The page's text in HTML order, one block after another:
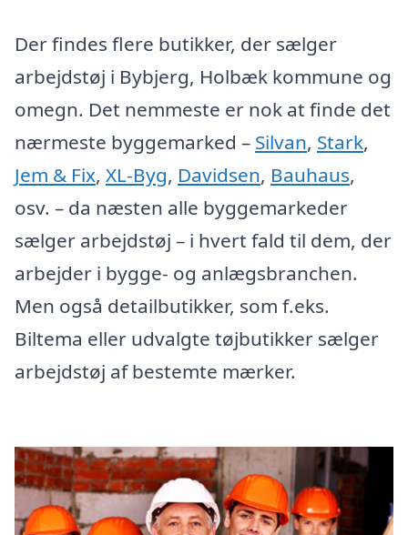
Der findes flere butikker, der sælger
arbejdstøj i Bybjerg, Holbæk kommune og
omegn. Det nemmeste er nok at finde det
nærmeste byggemarked – Silvan, Stark,
Jem & Fix, XL-Byg, Davidsen, Bauhaus,
osv. – da næsten alle byggemarkeder
sælger arbejdstøj – i hvert fald til dem, der
arbejder i bygge- og anlægsbranchen.
Men også detailbutikker, som f.eks.
Biltema eller udvalgte tøjbutikker sælger
arbejdstøj af bestemte mærker.